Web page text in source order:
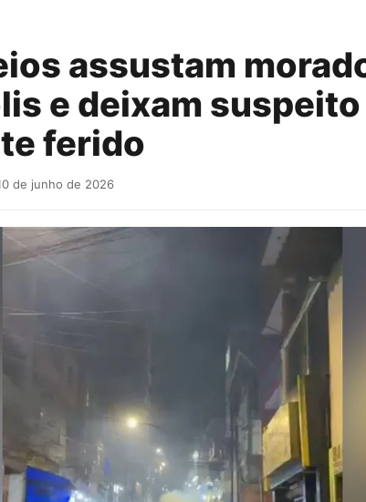
assustam
e deixam suspeito
ferido
de junho de 2026